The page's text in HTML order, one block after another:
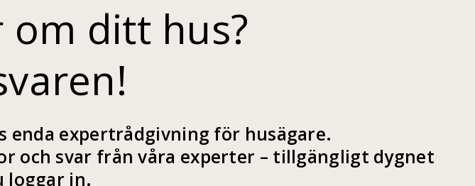
ditt hus?
enda expertrådgivning för husägare.
och svar från våra experter – tillgängligt dygnet
loggar in.